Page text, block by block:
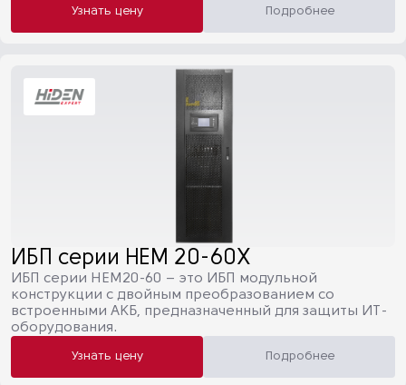
Узнать цену Подробнее
ИБП серии HEM 20-60X
ИБП серии HEM20-60 – это ИБП модульной
конструкции с двойным преобразованием со
встроенными АКБ, предназначенный для защиты ИТ-
оборудования.
Узнать цену Подробнее